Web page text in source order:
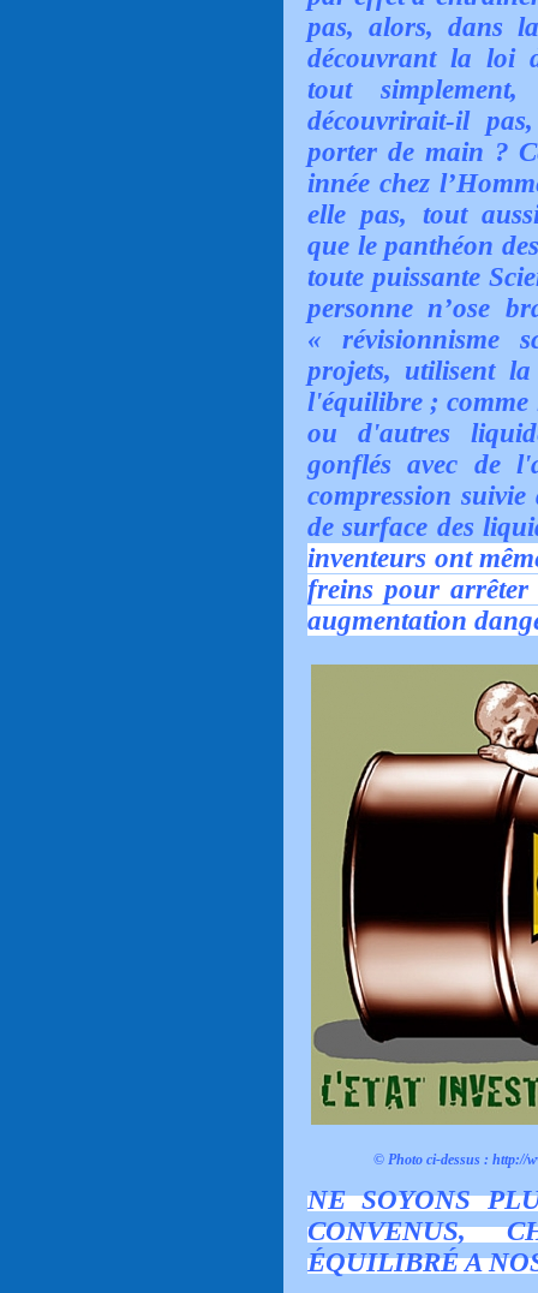
pas, alors, dans
découvrant la loi
tout
découvrirait-il
porter de main ?
innée chez
elle pas, tout
que le panthéon
toute puissante
personne n’ose
« révisionnisme
projets, utilisent
l'équilibre ; comme
ou d'autres
gonflés avec de
compression
de surface des
inventeurs ont
freins pour arrêter
augmentation
© Photo ci-dessus : http://
NE SOYONS
CONVENUS,
ÉQUILIBRÉ A